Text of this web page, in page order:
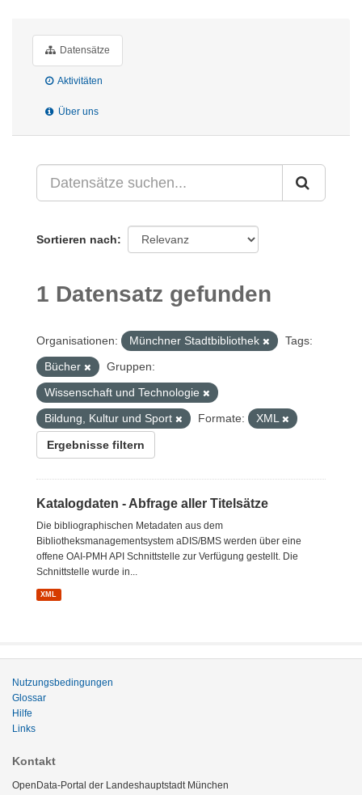
Datensätze
Aktivitäten
Über uns
Sortieren nach
1 Datensatz gefunden
Organisationen: Münchner Stadtbibliothek
Tags:
Bücher
Gruppen:
Wissenschaft und Technologie
Bildung, Kultur und Sport
Formate: XML
Ergebnisse filtern
Katalogdaten - Abfrage aller Titelsätze
Die bibliographischen Metadaten aus dem
Bibliotheksmanagementsystem aDIS/BMS werden über eine
offene OAI-PMH API Schnittstelle zur Verfügung gestellt. Die
Schnittstelle wurde in...
XML
Nutzungsbedingungen
Glossar
Hilfe
Links
Kontakt
OpenData-Portal der Landeshauptstadt München